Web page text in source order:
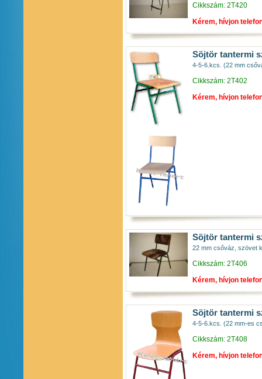
Cikkszám: 2T420
Kérem, hívjon
Söjtör tantermi
4-5-6.kcs. (22 mm
Cikkszám: 2T402
Kérem, hívjon
Söjtör tantermi
22 mm csőváz, szövet
Cikkszám: 2T406
Kérem, hívjon
Söjtör tantermi
4-5-6.kcs. (22 mm-es
Cikkszám: 2T408
Kérem, hívjon